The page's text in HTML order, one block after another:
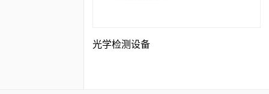
光学检测设备